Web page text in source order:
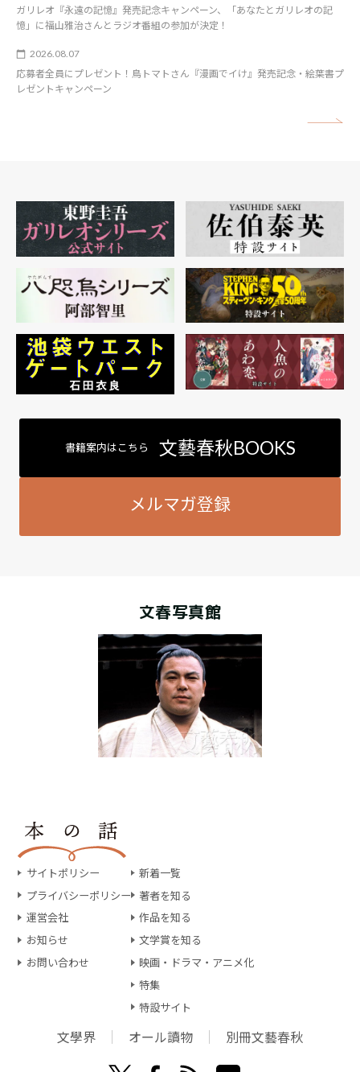
ガリレオ『永遠の記憶』発売記念キャンペーン、「あなたとガリレオの記
憶」に福山雅治さんとラジオ番組の参加が決定！
2026.08.07
応募者全員にプレゼント！鳥トマトさん『漫画でイけ』発売記念・絵葉書プ
レゼントキャンペーン
書籍案内はこちら 文藝春秋BOOKS
メルマガ登録
文春写真館
サイトポリシー
プライバシーポリシー
運営会社
お知らせ
お問い合わせ
新着一覧
著者を知る
作品を知る
文学賞を知る
映画・ドラマ・アニメ化
特集
特設サイト
文學界 オール讀物 別冊文藝春秋